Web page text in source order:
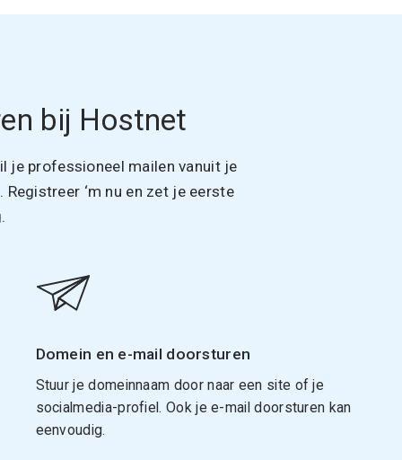
bij Hostnet
je professioneel mailen vanuit je
‘m nu en zet je eerste
Domein en e-mail doorsturen
Stuur je domeinnaam door naar een site of je
socialmedia-profiel. Ook je e-mail doorsturen kan
eenvoudig.